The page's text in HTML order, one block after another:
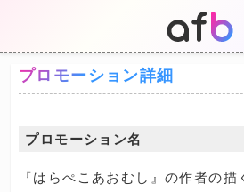
プロモーション詳細
プロモーション名
『はらぺこあおむし』の作者の